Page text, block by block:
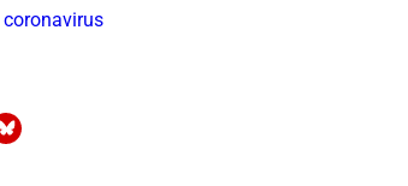
coronavirus